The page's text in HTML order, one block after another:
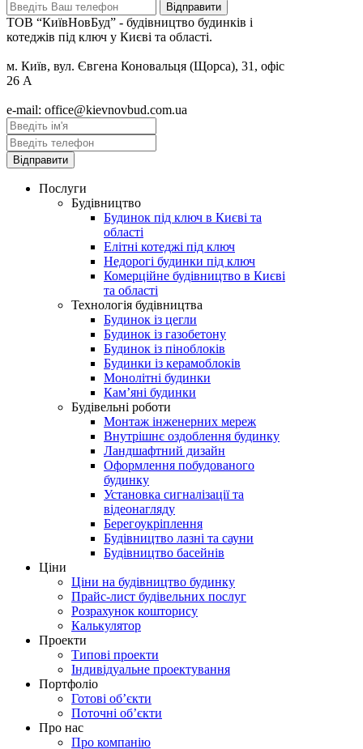
ТОВ “КиївНовБуд” - будівництво будинків і
котеджів під ключ у Києві та області.
м. Київ, вул. Євгена Коновальця (Щорса), 31, офіс
26 А
e-mail: office@kievnovbud.com.ua
Послуги
Будівництво
Будинок під ключ в Києві та
області
Елітні котеджі під ключ
Недорогі будинки під ключ
Комерційне будівництво в Києві
та області
Технологія будівництва
Будинок із цегли
Будинок із газобетону
Будинок із піноблоків
Будинки із керамоблоків
Монолітні будинки
Кам’яні будинки
Будівельні роботи
Монтаж інженерних мереж
Внутрішнє оздоблення будинку
Ландшафтний дизайн
Оформлення побудованого
будинку
Установка сигналізації та
відеонагляду
Берегоукріплення
Будівництво лазні та сауни
Будівництво басейнів
Ціни
Ціни на будівництво будинку
Прайс-лист будівельних послуг
Розрахунок кошторису
Калькулятор
Проекти
Типові проекти
Індивідуальне проектування
Портфоліо
Готові об’єкти
Поточні об’єкти
Про нас
Про компанію